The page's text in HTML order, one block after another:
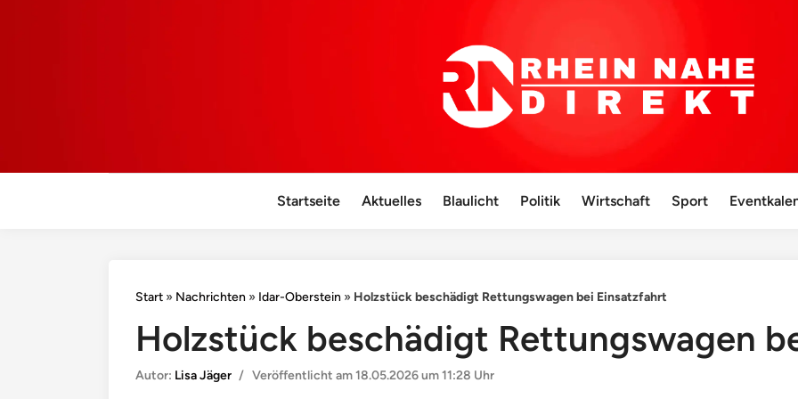
Startseite Aktuelles Blaulicht Politik Wirtschaft Sport
Start » Nachrichten » Idar-Oberstein » Holzstück beschädigt Rettungswagen bei Einsatzfahrt
Holzstück beschädigt Rettungswagen
Autor: Lisa Jäger / Veröffentlicht am18.05.2026 um 11:28 Uhr